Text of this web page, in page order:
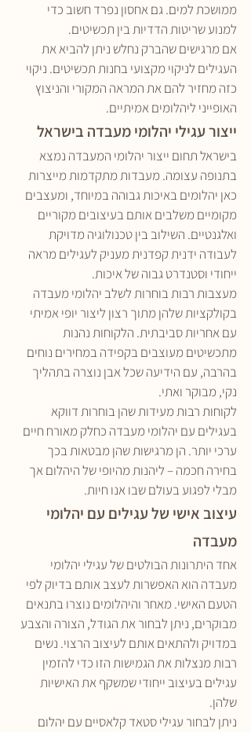
ממושכת למים. גם אחסון נפרד חשוב כדי
למנוע שריטות הדדיות בין תכשיטים.
אם מרגישים שהברק נחלש ניתן להביא את
העגילים לניקוי מקצועי בחנות תכשיטים. ניקוי
כזה מחזיר להם את המראה המקורי והניצוץ
האופייני ליהלומים אמיתיים.
ייצור עגילי יהלומי מעבדה בישראל
בישראל תחום ייצור יהלומי המעבדה נמצא
בתנופה עצומה. מעבדות מתקדמות מייצרות
כאן יהלומים באיכות גבוהה במיוחד, ומעצבים
מקומיים משלבים אותם בעיצובים מקוריים
ואלגנטיים. השילוב בין טכנולוגיה מדויקת
לעבודה ידנית קפדנית מעניק לעגילים מראה
ייחודי וסטנדרט גבוה של איכות.
מעצבות רבות בוחרות לשלב יהלומי מעבדה
בקולקציות שלהן מתוך רצון ליצור יופי אמיתי
עם אחריות סביבתית. הלקוחות נהנות
מתכשיטים מעוצבים בקפידה במחירים נוחים
בהרבה, עם הידיעה שכל אבן נוצרה בתהליך
נקי, מבוקר ואתי.
לקוחות רבות מעידות שהן בוחרות דווקא
בעגילים עם יהלומי מעבדה כחלק מאורח חיים
ערכי יותר. הן מרגישות שהן מבטאות בכך
בחירה חכמה – ליהנות מהיופי של היהלום אך
מבלי לפגוע בעולם שבו אנו חיות.
עיצוב אישי של עגילים עם יהלומי
מעבדה
אחד היתרונות הבולטים של עגילי יהלומי
מעבדה הוא האפשרות לעצב אותם בדיוק לפי
הטעם האישי. מאחר והיהלומים נוצרו בתנאים
מבוקרים, ניתן לבחור את הגודל, הצורה והצבע
במדויק ולהתאים אותם לעיצוב הרצוי. נשים
רבות מנצלות את הגמישות הזו כדי להזמין
עגילים בעיצוב ייחודי שמשקף את האישיות
שלהן.
ניתן לבחור עגילי סטאד קלאסיים עם יהלום